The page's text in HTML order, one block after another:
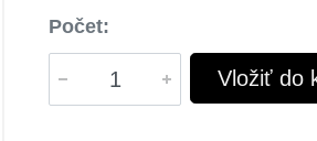
Počet:
Vložiť do